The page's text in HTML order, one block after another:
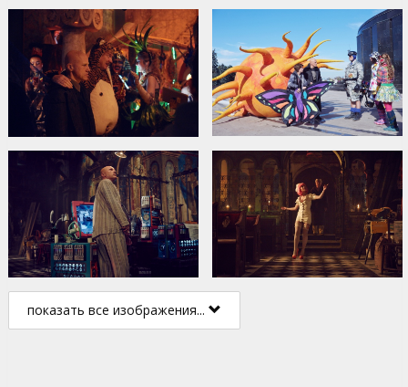
показать все изображения...